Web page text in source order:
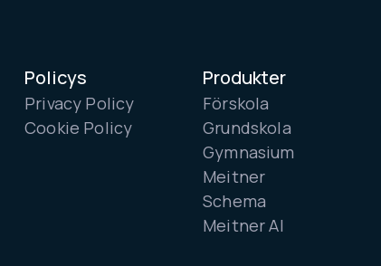
Policys
Privacy Policy
Cookie Policy
Produkter
Förskola
Grundskola
Gymnasium
Meitner
Schema
Meitner AI